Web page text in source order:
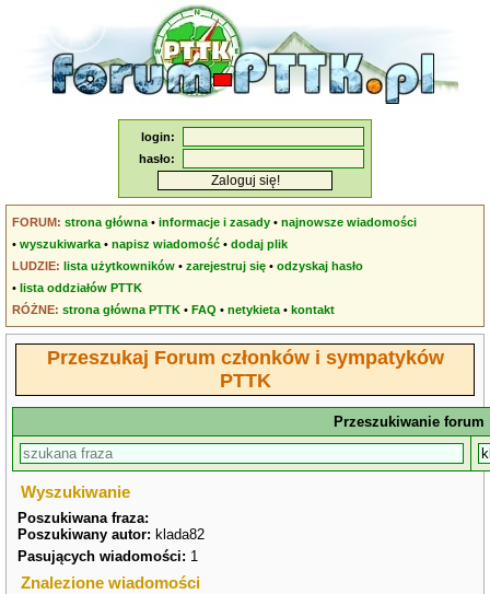
login:
hasło:
FORUM: strona główna •informacje i zasady •najnowsze wiadomości
•wyszukiwarka •napisz wiadomość •dodaj plik
LUDZIE: lista użytkowników •zarejestruj się •odzyskaj hasło
•lista oddziałów PTTK
RÓŻNE: strona główna PTTK •FAQ •netykieta •kontakt
Przeszukaj Forum członków i sympatyków
PTTK
Przeszukiwanie forum
Wyszukiwanie
Poszukiwana fraza:
Poszukiwany autor: klada82
Pasujących wiadomości: 1
Znalezione wiadomości